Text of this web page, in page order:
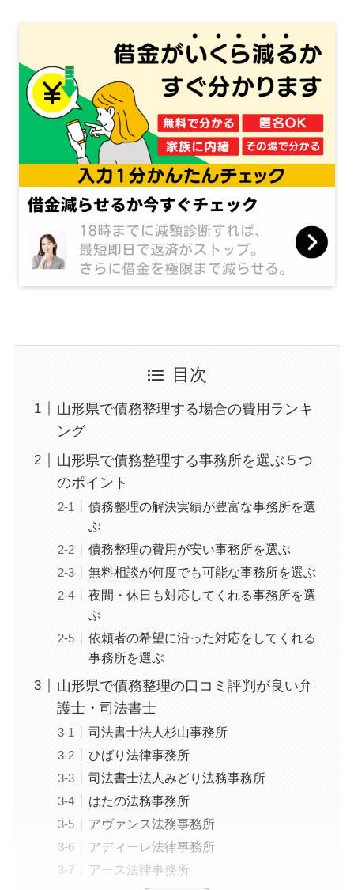
目次
山形県で債務整理する場合の費用ランキ
ング
山形県で債務整理する事務所を選ぶ５つ
のポイント
債務整理の解決実績が豊富な事務所を選
ぶ
債務整理の費用が安い事務所を選ぶ
無料相談が何度でも可能な事務所を選ぶ
夜間・休日も対応してくれる事務所を選
ぶ
依頼者の希望に沿った対応をしてくれる
事務所を選ぶ
山形県で債務整理の口コミ評判が良い弁
護士・司法書士
司法書士法人杉山事務所
ひばり法律事務所
司法書士法人みどり法務事務所
はたの法務事務所
アヴァンス法務事務所
アディーレ法律事務所
アース法律事務所